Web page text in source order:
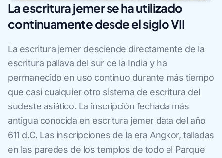
La escritura jemer se ha utilizado
continuamente desde el siglo VII
La escritura jemer desciende directamente de la
escritura pallava del sur de la India y ha
permanecido en uso continuo durante más tiempo
que casi cualquier otro sistema de escritura del
sudeste asiático. La inscripción fechada más
antigua conocida en escritura jemer data del año
611 d.C. Las inscripciones de la era Angkor, talladas
en las paredes de los templos de todo el Parque